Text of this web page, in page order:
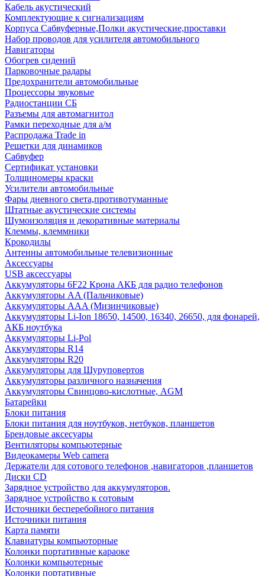
Кабель акустический
Комплектующие к сигнализациям
Корпуса Сабвуферные,Полки акустические,проставки
Набор проводов для усилителя автомобильного
Навигаторы
Обогрев сидений
Парковочные радары
Предохранители автомобильные
Процессоры звуковые
Радиостанции СБ
Разъемы для автомагнитол
Рамки переходные для а/м
Распродажа Trade in
Решетки для динамиков
Сабвуфер
Сертификат установки
Толщиномеры краски
Усилители автомобильные
Фары дневного света,противотуманные
Штатные акустические системы
Шумоизоляция и декоративные материалы
Клеммы, клеммники
Крокодилы
Антенны автомобильные телевизионные
Аксессуары
USB аксессуары
Аккумуляторы 6F22 Крона АКБ для радио телефонов
Аккумуляторы AA (Пальчиковые)
Аккумуляторы AAA (Мизинчиковые)
Аккумуляторы Li-Ion 18650, 14500, 16340, 26650, для фонарей,
АКБ ноутбука
Аккумуляторы Li-Pol
Аккумуляторы R14
Аккумуляторы R20
Аккумуляторы для Шуруповертов
Аккумуляторы различного назначения
Аккумуляторы Свинцово-кислотные, AGM
Батарейки
Блоки питания
Блоки питания для ноутбуков, нетбуков, планшетов
Брендовые аксесуары
Вентиляторы компьютерные
Видеокамеры Web camera
Держатели для сотового телефонов ,навигаторов ,планшетов
Диски CD
Зарядное устройство для аккумуляторов.
Зарядное устройство к сотовым
Источники бесперебойного питания
Источники питания
Карта памяти
Клавиатуры компьюторные
Колонки портативные караоке
Колонки компьютерные
Колонки портативные